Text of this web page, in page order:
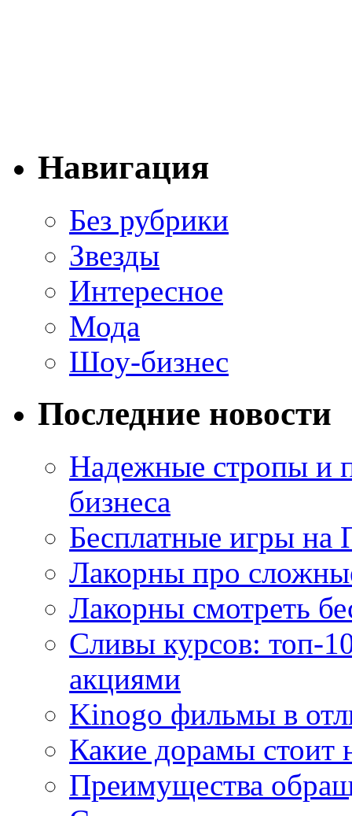
Навигация
Без рубрики
Звезды
Интересное
Мода
Шоу-бизнес
Последние новости
Надежные стропы и
бизнеса
Бесплатные игры на
Лакорны про
Лакорны смотреть
Сливы курсов: топ-
акциями
Kinogo фильмы в
Какие дорамы стоит
Преимущества